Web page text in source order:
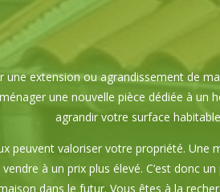
une extension ou agrandissement de
une nouvelle pièce dédiée à un
agrandir votre surface
peuvent valoriser votre propriété. Une
à un prix plus élevé. C’est donc
dans le futur. Vous êtes à la